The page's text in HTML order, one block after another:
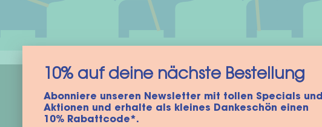
10% auf deine nächste Bestellung
Abonniere unseren Newsletter mit tollen Specials und
Aktionen und erhalte als kleines Dankeschön einen
10% Rabattcode*.